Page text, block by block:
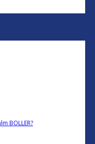
BOLLER?